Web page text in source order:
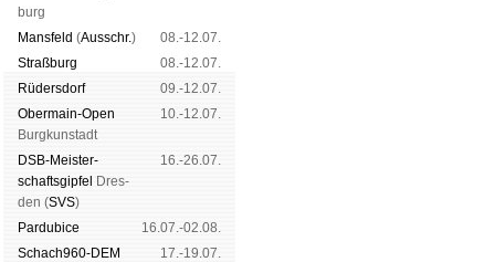
burg
Mans­feld (Aus­schr.)
08.-12.07.
Straß­burg
08.-12.07.
Rüders­dorf
09.-12.07.
Ober­main-Open
Burg­kun­stadt
10.-12.07.
DSB-Meister­
schafts­gipfel Dres­
den (SVS)
16.-26.07.
Pardu­bice
16.07.-02.08.
Schach960-DEM
17.-19.07.